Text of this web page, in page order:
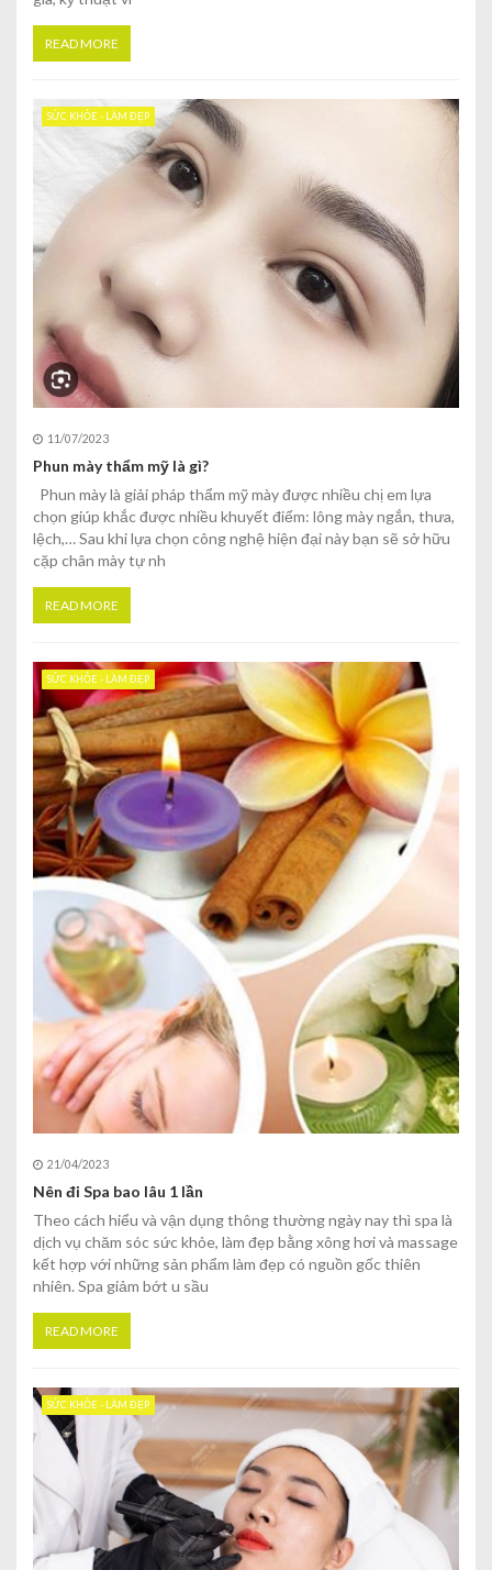
READ MORE
SỨC KHỎE - LÀM ĐẸP
11/07/2023
Phun mày thẩm mỹ là gì?
Phun mày là giải pháp thẩm mỹ mày được nhiều chị em lựa
chọn giúp khắc được nhiều khuyết điểm: lông mày ngắn, thưa,
lệch,… Sau khi lựa chọn công nghệ hiện đại này bạn sẽ sở hữu
cặp chân mày tự nh
READ MORE
SỨC KHỎE - LÀM ĐẸP
21/04/2023
Nên đi Spa bao lâu 1 lần
Theo cách hiểu và vận dụng thông thường ngày nay thì spa là
dịch vụ chăm sóc sức khỏe, làm đẹp bằng xông hơi và massage
kết hợp với những sản phẩm làm đẹp có nguồn gốc thiên
nhiên. Spa giảm bớt u sầu
READ MORE
SỨC KHỎE - LÀM ĐẸP